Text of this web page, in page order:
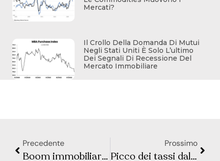
Mercati?
Il Crollo Della Domanda Di Mutui
Negli Stati Uniti È Solo L’ultimo
Dei Segnali Di Recessione Del
Mercato Immobiliare
Precedente
Boom immobiliare: una correzione dei prezzi delle case può causare una recessione
Prossimo
Picco dei tassi dal 5 al 5,25%: il livello restrittivo secondo Bullard